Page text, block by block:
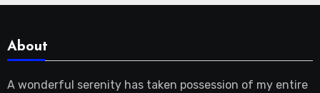
About
A wonderful serenity has taken possession of my entire